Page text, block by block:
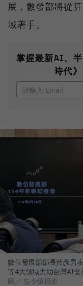
展，數發部將從
域著手。
掌握最新AI、
時代
數位發展部部長黃彥男
等4大領域力助台灣AI發
圖／ 曾令懷攝影